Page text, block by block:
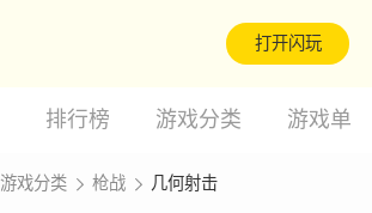
打开闪玩
排行榜 游戏分类 游戏单
游戏分类 枪战 几何射击